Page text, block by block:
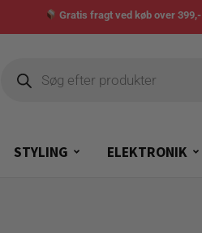
Gratis fragt ved køb over 399,-
STYLING ELEKTRONIK